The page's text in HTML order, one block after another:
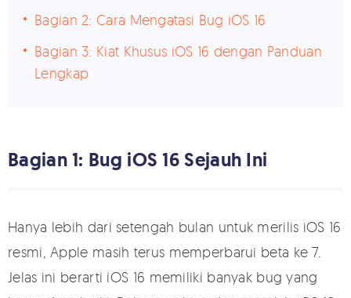
Bagian 2: Cara Mengatasi Bug iOS 16
Bagian 3: Kiat Khusus iOS 16 dengan Panduan
Lengkap
Bagian 1: Bug iOS 16 Sejauh Ini
Hanya lebih dari setengah bulan untuk merilis iOS 16
resmi, Apple masih terus memperbarui beta ke 7.
Jelas ini berarti iOS 16 memiliki banyak bug yang